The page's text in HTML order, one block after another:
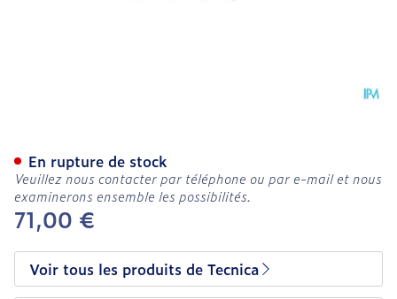
71,00 €
En rupture de stock
Veuillez nous contacter par téléphone ou par e-mail et nous
examinerons ensemble les possibilités.
Voir tous les produits de Tecnica